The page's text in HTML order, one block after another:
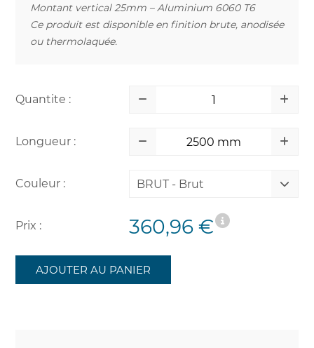
Montant vertical 25mm – Aluminium 6060 T6
Ce produit est disponible en finition brute, anodisée
ou thermolaquée.
Quantite :
Longueur :
Couleur : BRUT - Brut
Prix : 360,96 €
AJOUTER AU PANIER